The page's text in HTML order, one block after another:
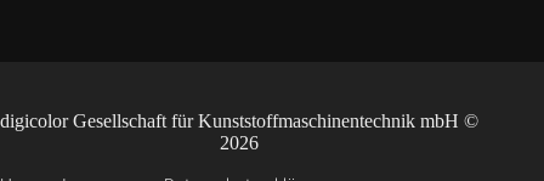
digicolor Gesellschaft für Kunststoffmaschinentechnik mbH ©
2026